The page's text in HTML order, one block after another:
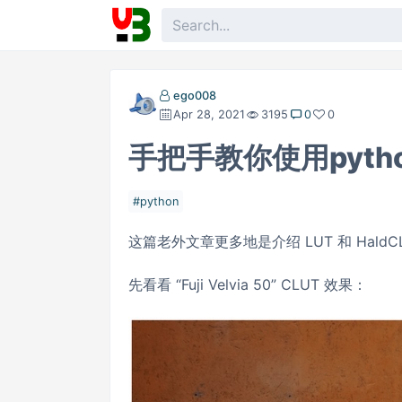
ego008
Apr 28, 2021
3195 0 0
手把手教你使用
python
这篇老外文章更多地是介绍 LUT 和
先看看 “Fuji Velvia 50” CLUT 效果：